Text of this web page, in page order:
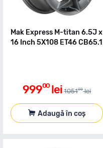
Mak Express M-titan 6.5J x
16 Inch 5X108 ET46 CB65.1
99900 lei 105100 lei
Adaugă în coș